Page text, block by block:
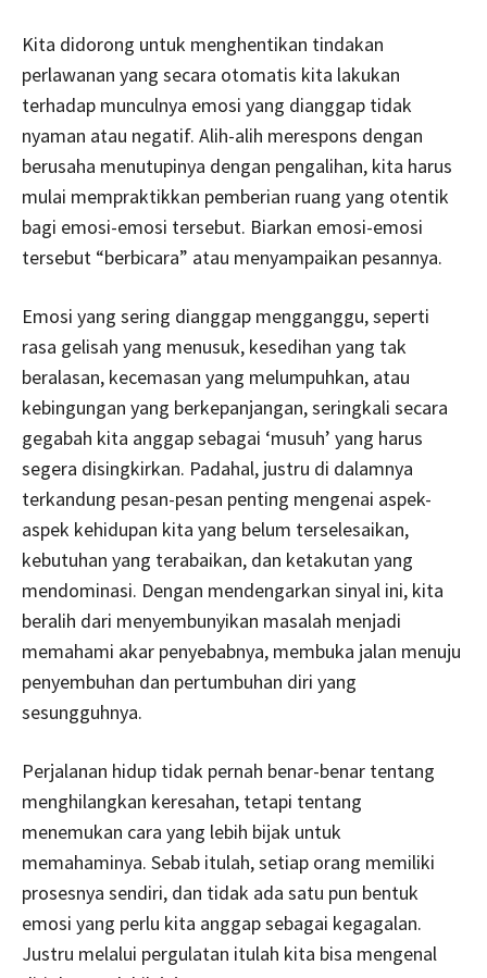
Kita didorong untuk menghentikan tindakan
perlawanan yang secara otomatis kita lakukan
terhadap munculnya emosi yang dianggap tidak
nyaman atau negatif. Alih-alih merespons dengan
berusaha menutupinya dengan pengalihan, kita harus
mulai mempraktikkan pemberian ruang yang otentik
bagi emosi-emosi tersebut. Biarkan emosi-emosi
tersebut “berbicara” atau menyampaikan pesannya.
Emosi yang sering dianggap mengganggu, seperti
rasa gelisah yang menusuk, kesedihan yang tak
beralasan, kecemasan yang melumpuhkan, atau
kebingungan yang berkepanjangan, seringkali secara
gegabah kita anggap sebagai ‘musuh’ yang harus
segera disingkirkan. Padahal, justru di dalamnya
terkandung pesan-pesan penting mengenai aspek-
aspek kehidupan kita yang belum terselesaikan,
kebutuhan yang terabaikan, dan ketakutan yang
mendominasi. Dengan mendengarkan sinyal ini, kita
beralih dari menyembunyikan masalah menjadi
memahami akar penyebabnya, membuka jalan menuju
penyembuhan dan pertumbuhan diri yang
sesungguhnya.
Perjalanan hidup tidak pernah benar-benar tentang
menghilangkan keresahan, tetapi tentang
menemukan cara yang lebih bijak untuk
memahaminya. Sebab itulah, setiap orang memiliki
prosesnya sendiri, dan tidak ada satu pun bentuk
emosi yang perlu kita anggap sebagai kegagalan.
Justru melalui pergulatan itulah kita bisa mengenal